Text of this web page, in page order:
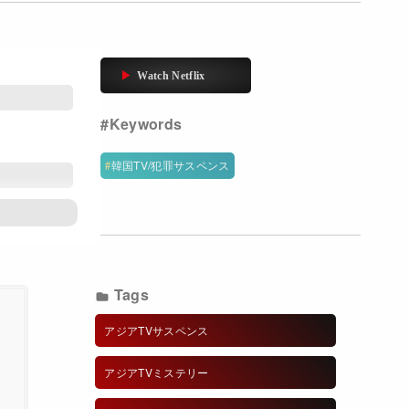
韓国TV/犯罪サスペンス
Tags
アジアTVサスペンス
アジアTVミステリー